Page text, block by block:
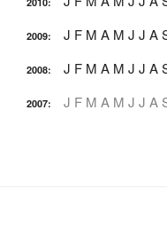
2009: J F M A M J J A
2008: J F M A M J J A
2007: J F M A M J J A